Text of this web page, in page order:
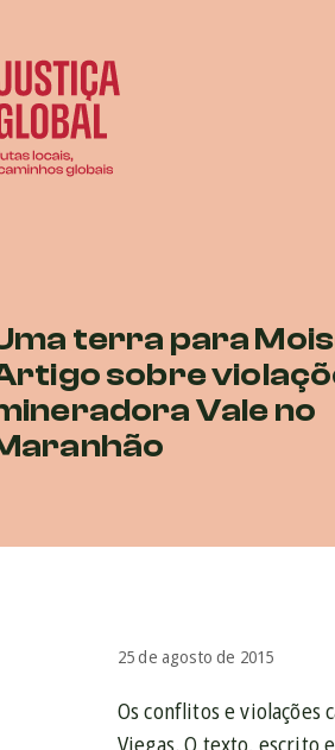
terra para
sobre
Vale no
25 de agosto de 2015
Os conflitos e violações
Viegas. O texto, escrito